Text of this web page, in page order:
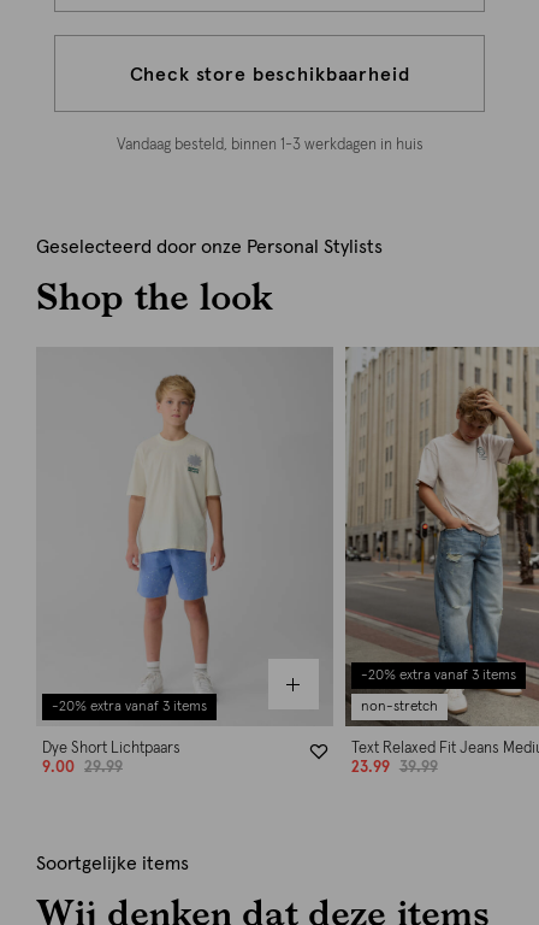
Check store beschikbaarheid
Vandaag besteld, binnen 1-3 werkdagen in huis
Geselecteerd door onze Personal Stylists
Shop the look
-20% extra vanaf 3 items
Dye Short Lichtpaars
9.00
29.99
-20% extra vanaf 3 items
non-stretch
Text Relaxed Fit Jeans
23.99
39.99
Soortgelijke items
Wij denken dat deze items